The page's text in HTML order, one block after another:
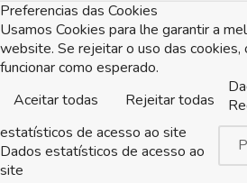
Preferencias das Cookies
Usamos Cookies para lhe garantir a
website. Se rejeitar o uso das
funcionar como esperado.
Aceitar todas
Rejeitar todas
estatísticos de acesso ao site
Dados estatísticos de acesso ao
site